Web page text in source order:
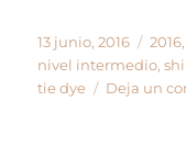
Publicado
el
13 junio, 2016 2016
nivel intermedio,
tie dye
Deja un